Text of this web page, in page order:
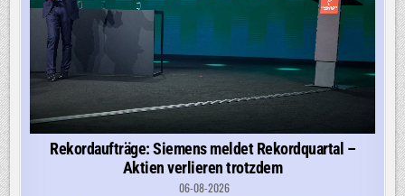
Rekordaufträge: Siemens meldet Rekordquartal –
Aktien verlieren trotzdem
06-08-2026